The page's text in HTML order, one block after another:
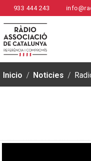
933 444 243
Inicio / Noticies /